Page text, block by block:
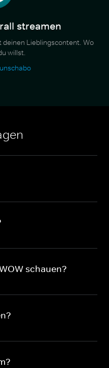
streamen
deinen Lieblingscontent. Wo
willst.
schauen?